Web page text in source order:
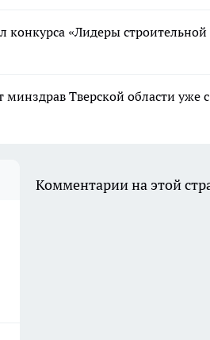
конкурса «Лидеры
минздрав Тверской области уже с
Комментарии на этой